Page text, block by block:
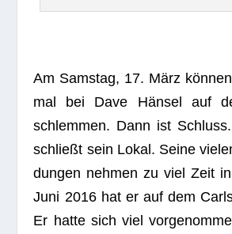
Am Sams­tag, 17. März
mal bei Dave Hän­sel auf
schlem­men. Dann ist Schluss.
schließt sein Lokal. Seine
dun­gen neh­men zu viel Zeit
Juni 2016 hat er auf dem
Er hatte sich viel